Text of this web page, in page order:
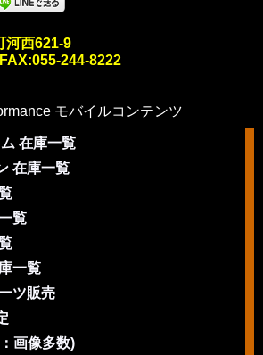
河西621-9
244-8222
モバイルコンテンツ
在庫一覧
在庫一覧
覧
一覧
ツ販売
画像多数)